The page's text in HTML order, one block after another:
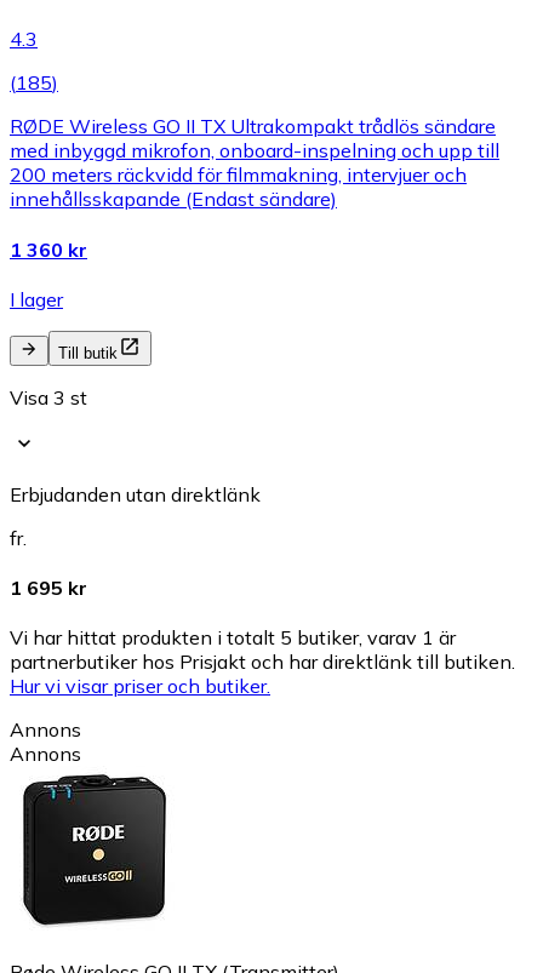
4.3
(185)
RØDE Wireless GO II TX Ultrakompakt trådlös sändare
med inbyggd mikrofon, onboard-inspelning och upp till
200 meters räckvidd för filmmakning, intervjuer och
innehållsskapande (Endast sändare)
1 360 kr
I lager
Till butik
Visa 3 st
Erbjudanden utan direktlänk
fr.
1 695 kr
Vi har hittat produkten i totalt 5 butiker, varav 1 är
partnerbutiker hos Prisjakt och har direktlänk till butiken.
Hur vi visar priser och butiker.
Annons
Annons